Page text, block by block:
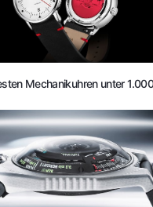
Mechanikuhren unter 1.000